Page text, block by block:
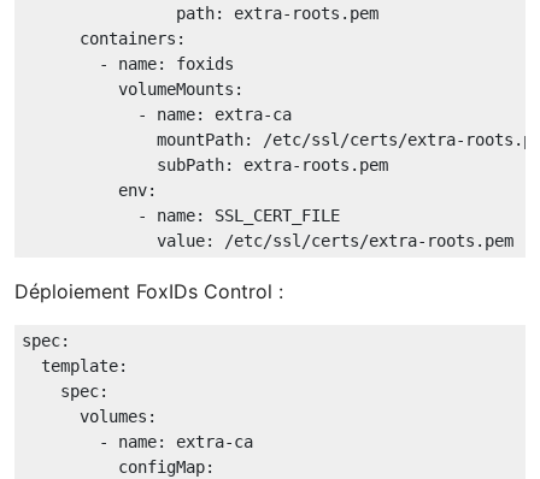
path:
extra-roots.pem
containers:
-
name:
foxids
volumeMounts:
-
name:
extra-ca
mountPath:
/etc/ssl/certs/extra-
subPath:
extra-roots.pem
env:
-
name:
SSL_CERT_FILE
value:
/etc/ssl/certs/extra-roots.pem
Déploiement FoxIDs Control :
spec:
template:
spec:
volumes:
-
name:
extra-ca
configMap: